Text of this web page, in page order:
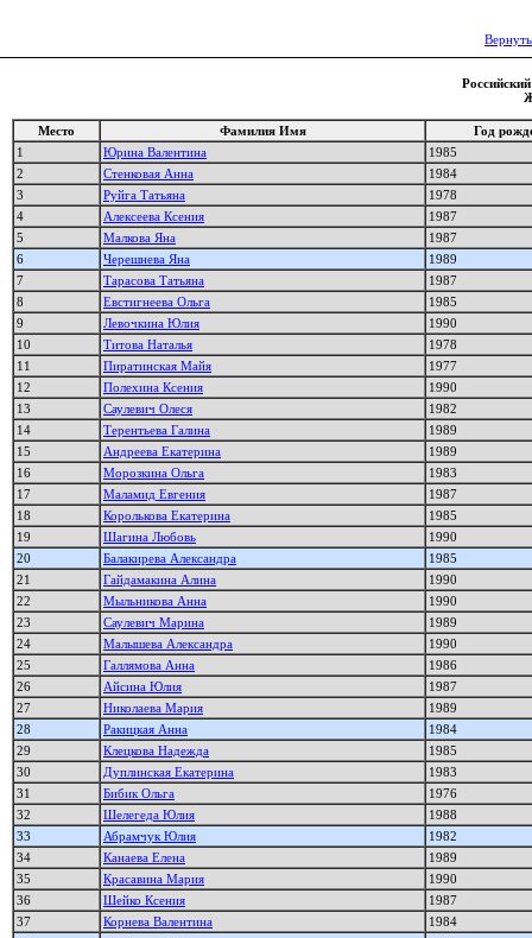
Место Фамилия Имя
Год
1
Юрина Валентина
1985
2
Стенковая Анна
1984
3
Руйга Татьяна
1978
4
Алексеева Ксения
1987
5
Малкова Яна
1987
6
Черешнева Яна
1989
7
Тарасова Татьяна
1987
8
Евстигнеева Ольга
1985
9
Левочкина Юлия
1990
10
Титова Наталья
1978
11
Пиратинская Майя
1977
12
Полехина Ксения
1990
13
Саулевич Олеся
1982
14
Терентьева Галина
1989
15
Андреева Екатерина
1989
16
Морозкина Ольга
1983
17
Маламид Евгения
1987
18
Королькова Екатерина
1985
19
Шагина Любовь
1990
20
Балакирева Александра
1985
21
Гайдамакина Алина
1990
22
Мыльникова Анна
1990
23
Саулевич Марина
1989
24
Малышева Александра
1990
25
Галлямова Анна
1986
26
Айсина Юлия
1987
27
Николаева Мария
1989
28
Ракицкая Анна
1984
29
Клецкова Надежда
1985
30
Дуплинская Екатерина
1983
31
Бибик Ольга
1976
32
Шелегеда Юлия
1988
33
Абрамчук Юлия
1982
34
Канаева Елена
1989
35
Красавина Мария
1990
36
Шейко Ксения
1987
37
Корнева Валентина
1984